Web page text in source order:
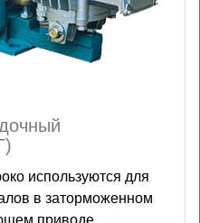
используются для
в заторможенном